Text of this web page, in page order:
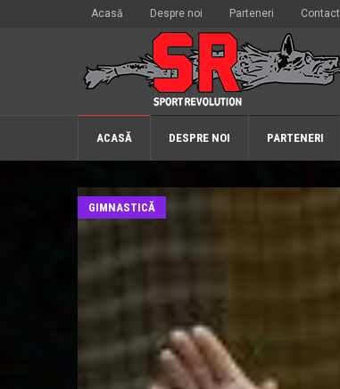
Acasă Despre noi Parteneri Contact
ACASĂ DESPRE NOI PARTENERI
GIMNASTICĂ